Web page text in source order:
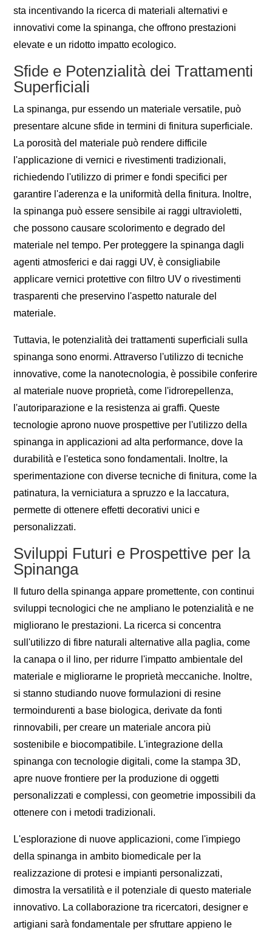
sta incentivando la ricerca di materiali alternativi e
innovativi come la spinanga, che offrono prestazioni
elevate e un ridotto impatto ecologico.
Sfide e Potenzialità dei Trattamenti
Superficiali
La spinanga, pur essendo un materiale versatile, può
presentare alcune sfide in termini di finitura superficiale.
La porosità del materiale può rendere difficile
l'applicazione di vernici e rivestimenti tradizionali,
richiedendo l'utilizzo di primer e fondi specifici per
garantire l'aderenza e la uniformità della finitura. Inoltre,
la spinanga può essere sensibile ai raggi ultravioletti,
che possono causare scolorimento e degrado del
materiale nel tempo. Per proteggere la spinanga dagli
agenti atmosferici e dai raggi UV, è consigliabile
applicare vernici protettive con filtro UV o rivestimenti
trasparenti che preservino l'aspetto naturale del
materiale.
Tuttavia, le potenzialità dei trattamenti superficiali sulla
spinanga sono enormi. Attraverso l'utilizzo di tecniche
innovative, come la nanotecnologia, è possibile conferire
al materiale nuove proprietà, come l'idrorepellenza,
l'autoriparazione e la resistenza ai graffi. Queste
tecnologie aprono nuove prospettive per l'utilizzo della
spinanga in applicazioni ad alta performance, dove la
durabilità e l'estetica sono fondamentali. Inoltre, la
sperimentazione con diverse tecniche di finitura, come la
patinatura, la verniciatura a spruzzo e la laccatura,
permette di ottenere effetti decorativi unici e
personalizzati.
Sviluppi Futuri e Prospettive per la
Spinanga
Il futuro della spinanga appare promettente, con continui
sviluppi tecnologici che ne ampliano le potenzialità e ne
migliorano le prestazioni. La ricerca si concentra
sull'utilizzo di fibre naturali alternative alla paglia, come
la canapa o il lino, per ridurre l'impatto ambientale del
materiale e migliorarne le proprietà meccaniche. Inoltre,
si stanno studiando nuove formulazioni di resine
termoindurenti a base biologica, derivate da fonti
rinnovabili, per creare un materiale ancora più
sostenibile e biocompatibile. L'integrazione della
spinanga con tecnologie digitali, come la stampa 3D,
apre nuove frontiere per la produzione di oggetti
personalizzati e complessi, con geometrie impossibili da
ottenere con i metodi tradizionali.
L'esplorazione di nuove applicazioni, come l'impiego
della spinanga in ambito biomedicale per la
realizzazione di protesi e impianti personalizzati,
dimostra la versatilità e il potenziale di questo materiale
innovativo. La collaborazione tra ricercatori, designer e
artigiani sarà fondamentale per sfruttare appieno le